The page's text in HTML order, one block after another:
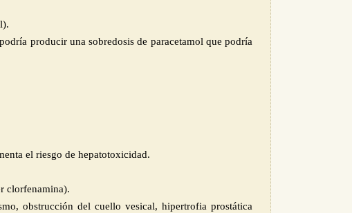
producir una sobredosis de paracetamol que podría
el riesgo de hepatotoxicidad.
clorfenamina).
obstrucción del cuello vesical, hipertrofia prostática